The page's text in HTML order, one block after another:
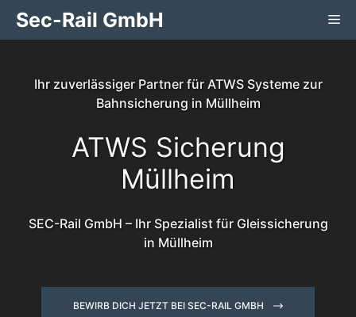
Zum
InhaltSec-Rail GmbH
Ihr zuverlässiger Partner für ATWS Systeme zur
Bahnsicherung in Müllheim
ATWS Sicherung
Müllheim
SEC-Rail GmbH – Ihr Spezialist für Gleissicherung
in Müllheim
BEWIRB DICH JETZT BEI SEC-RAIL GMBH